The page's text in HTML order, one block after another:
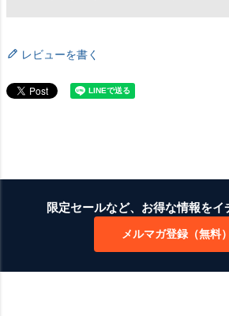
レビューを書く
限定セールなど、お得な情報をイ
メルマガ登録（無料）